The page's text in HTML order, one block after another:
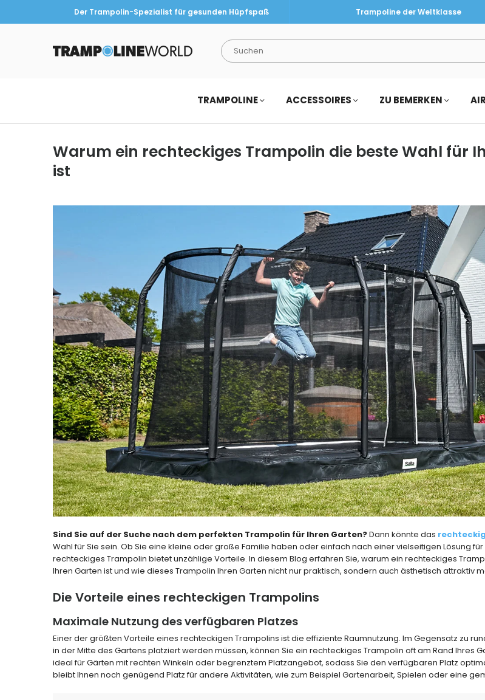
Der Trampolin-Spezialist für gesunden Hüpfspaß Trampoline der Weltklasse
TRAMPOLINEWORLD
TRAMPOLINE ACCESSOIRES ZU BEMERKEN
Warum ein rechteckiges Trampolin die beste Wahl für
ist
Sind Sie auf der Suche nach dem perfekten Trampolin für Ihren Garten?Dann könnte das
Wahl für Sie sein. Ob Sie eine kleine oder große Familie haben oder einfach nach einer vielseitigen Lösung
rechteckiges Trampolin bietet unzählige Vorteile. In diesem Blog erfahren Sie, warum ein rechteckiges
Ihren Garten ist und wie dieses Trampolin Ihren Garten nicht nur praktisch, sondern auch ästhetisch attraktiv
Die Vorteile eines rechteckigen Trampolins
Maximale Nutzung des verfügbaren Platzes
Einer der größten Vorteile eines rechteckigen Trampolins ist die effiziente Raumnutzung. Im Gegensatz zu
in der Mitte des Gartens platziert werden müssen, können Sie ein rechteckiges Trampolin oft am Rand Ihres
ideal für Gärten mit rechten Winkeln oder begrenztem Platzangebot, sodass Sie den verfügbaren Platz
bleibt Ihnen noch genügend Platz für andere Aktivitäten, wie zum Beispiel Gartenarbeit, Spielen oder eine